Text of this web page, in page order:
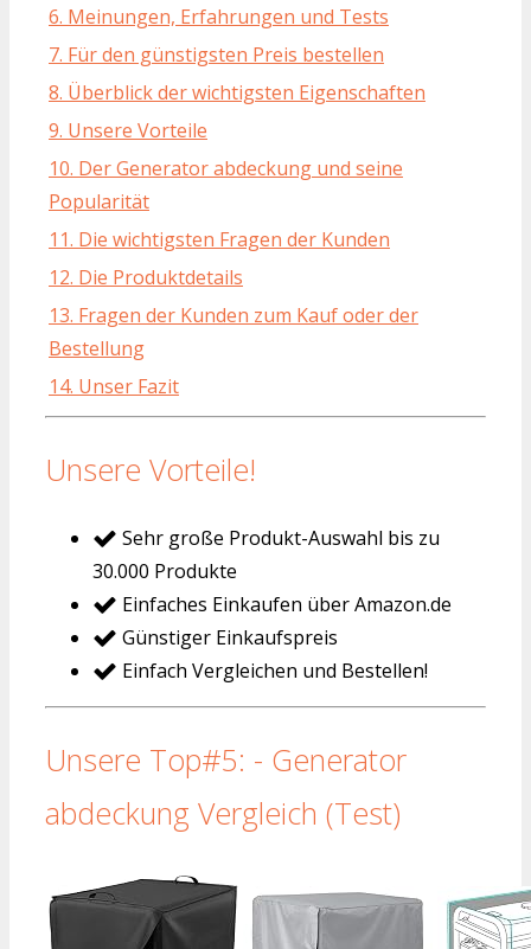
6. Meinungen, Erfahrungen und Tests
7. Für den günstigsten Preis bestellen
8. Überblick der wichtigsten Eigenschaften
9. Unsere Vorteile
10. Der Generator abdeckung und seine
Popularität
11. Die wichtigsten Fragen der Kunden
12. Die Produktdetails
13. Fragen der Kunden zum Kauf oder der
Bestellung
14. Unser Fazit
Unsere Vorteile!
Sehr große Produkt-Auswahl bis zu
30.000 Produkte
Einfaches Einkaufen über Amazon.de
Günstiger Einkaufspreis
Einfach Vergleichen und Bestellen!
Unsere Top#5: - Generator
abdeckung Vergleich (Test)